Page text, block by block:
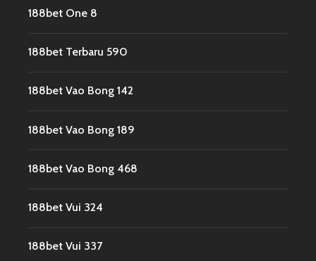
188bet One 8
188bet Terbaru 590
188bet Vao Bong 142
188bet Vao Bong 189
188bet Vao Bong 468
188bet Vui 324
188bet Vui 337